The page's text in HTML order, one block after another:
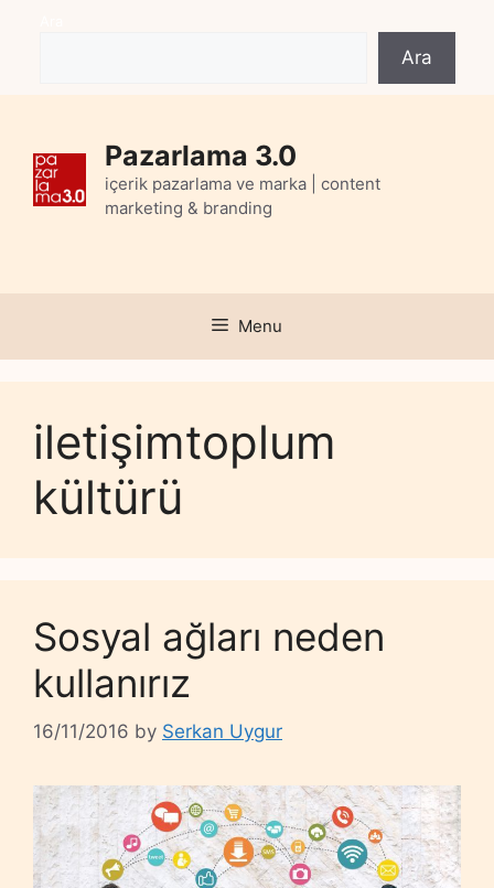
Ara
Pazarlama 3.0
içerik pazarlama ve marka | content
marketing & branding
Menu
iletişimtoplum
kültürü
Sosyal ağları neden
kullanırız
16/11/2016 by Serkan Uygur